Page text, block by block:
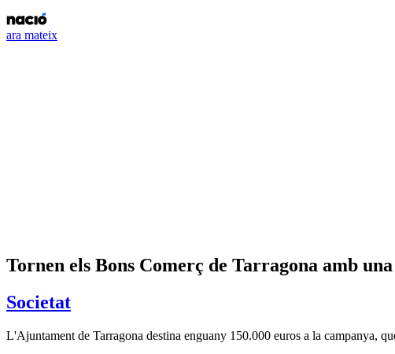
ara mateix
Tornen els Bons Comerç de Tarragona amb
Societat
L'Ajuntament de Tarragona destina enguany 150.000 euros a la campanya,